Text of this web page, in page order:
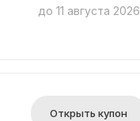
до 11 августа 2026
Открыть купон